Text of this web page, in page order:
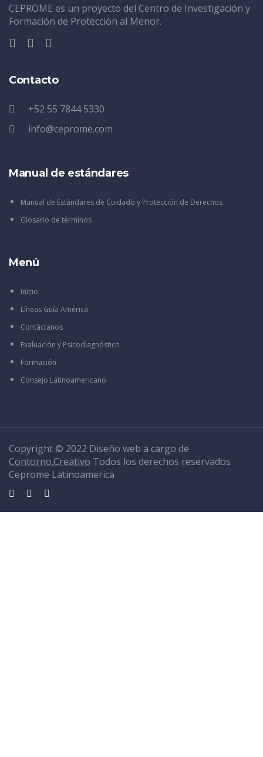
CEPROME es un proyecto del Centro de Investigación y
Formación de Protección al Menor.
Contacto
+52 55 7844 5330
info@ceprome.com
Manual de estándares
Manual de Estándares de Cuidado y Protección de Derechos
Glosario de términos
Menú
Inicio
Líneas Guía América
Contáctanos
Evaluación y Psicodiagnóstico
Formación
Consejo Latinoamericano
Copyright © 2022 Diseño web a cargo de
Contorno.Creativo Todos los derechos reservados
Ceprome Latinoamerica